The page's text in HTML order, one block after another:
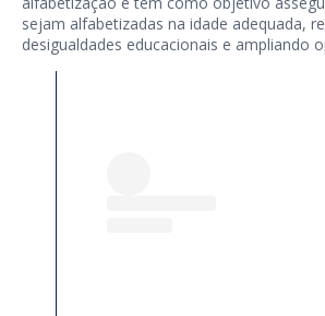
sejam alfabetizadas na idade adequada,
desigualdades educacionais e ampliando